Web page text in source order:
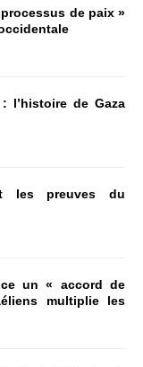
de paix »
l’histoire de Gaza
les preuves du
un « accord de
multiplie les